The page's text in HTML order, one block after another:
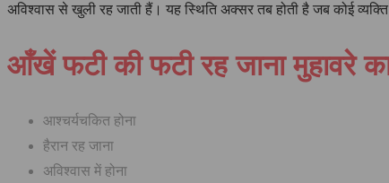
अविश्वास से खुली रह जाती हैं। यह स्थिति अक्सर तब होती है जब कोई
आँखें फटी की फटी रह जाना मुहावरे
आश्चर्यचकित होना
हैरान रह जाना
अविश्वास में होना